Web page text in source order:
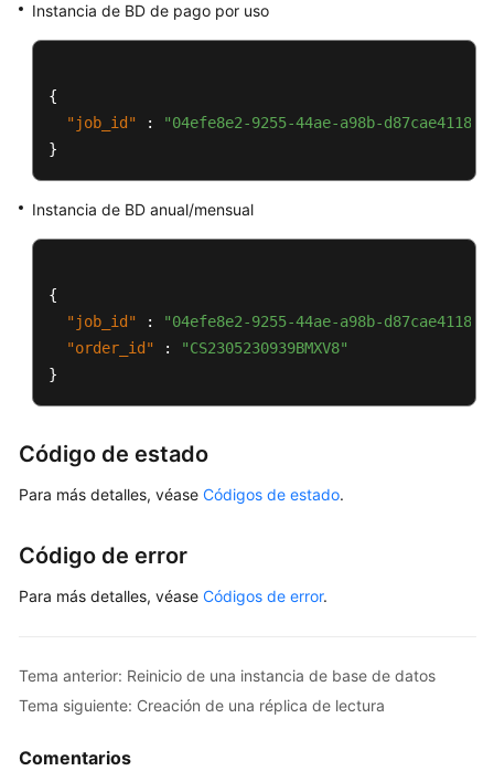
de
base
contraseña
de
Cambio
las
de
de
de
grupos
de
dedicados
Instancia de BD de pago por uso
{
"job_id"
:
"04efe8e2-9255-44ae-a98b-
}
Instancia de BD anual/mensual
{
"job_id"
:
"04efe8e2-9255-44ae-a98b-
"order_id"
:
"CS2305230939BMXV8"
}
Código de estado
Para más detalles, véase Códigos de estado.
Código de error
Para más detalles, véase Códigos de error.
Tema anterior: Reinicio de una instancia de base de datos
Tema siguiente: Creación de una réplica de lectura
Comentarios